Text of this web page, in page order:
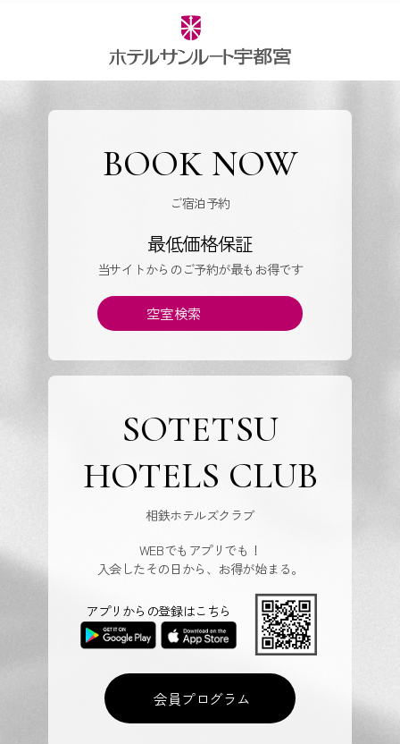
BOOK NOW
ご宿泊予約
最低価格保証
当サイトからのご予約が最もお得です
空室検索
SOTETSU
HOTELS CLUB
相鉄ホテルズクラブ
WEBでもアプリでも！
入会したその日から、お得が始まる。
会員プログラム
アプリからの登録はこちら